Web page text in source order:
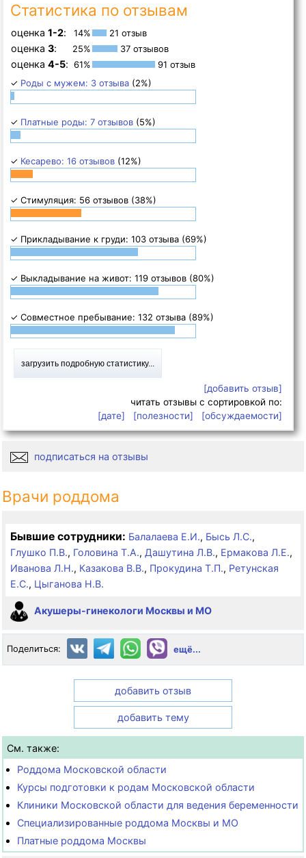
Статистика по отзывам
оценка 1-2: 14% 21 отзыв
оценка 3: 25% 37 отзывов
оценка 4-5: 61%
91 отзыв
✓ Роды с мужем: 3 отзыва (2%)
✓ Платные роды: 7 отзывов (5%)
✓ Кесарево: 16 отзывов (12%)
✓ Стимуляция: 56 отзывов (38%)
✓ Прикладывание к груди: 103 отзыва (69%)
✓ Выкладывание на живот: 119 отзывов (80%)
✓ Совместное пребывание: 132 отзыва (89%)
загрузить подробную статистику...
[добавить отзыв]
читать отзывы с сортировкой по:
[дате]
[полезности] [обсуждаемости]
подписаться на отзывы
Врачи роддома
Бывшие сотрудники: Балалаева Е.И., Бысь Л.С.,
Глушко П.В., Головина Т.А., Дашутина Л.В., Ермакова Л.Е.,
Иванова Л.Н., Казакова В.В., Прокудина Т.П., Ретунская
Е.С., Цыганова Н.В.
Акушеры-гинекологи Москвы и МО
Поделиться: ещё...
добавить отзыв
добавить тему
См. также:
Роддома Московской области
Курсы подготовки к родам Московской области
Клиники Московской области для ведения беременности
Специализированные роддома Москвы и МО
Платные роддома Москвы